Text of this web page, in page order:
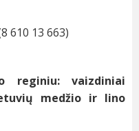
610 13 663)
reginiu: vaizdiniai
medžio ir lino